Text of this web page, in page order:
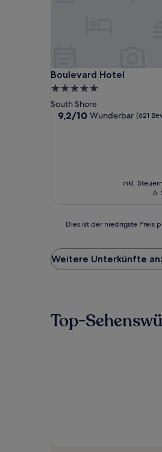
Boulevard Hotel
Boulevard Hotel
5.0-
Sterne-
Unterkunft
South Shore
9.2
9,2/10 Wunderbar (621
inkl.
6.
der
niedrigste
Preis
den
letzten
Dies ist der niedrigste Preis
Weitere Unterkünfte
Top-